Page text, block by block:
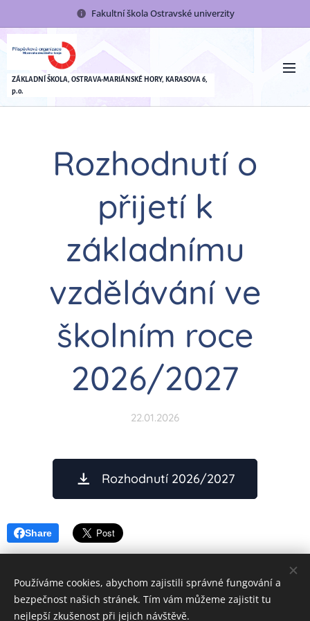
Fakultní škola Ostravské univerzity
ZÁKLADNÍ ŠKOLA, OSTRAVA-MARIÁNSKÉ HORY, KARASOVA 6,
p.o.
Rozhodnutí o
přijetí k
základnímu
vzdělávání ve
školním roce
2026/2027
22.01.2026
Rozhodnutí 2026/2027
Share
©2026 Základní škola Ostrava Mariánské Hory, Karasova 6,
Používáme cookies, abychom zajistili správné fungování a
bezpečnost našich stránek. Tím vám můžeme zajistit tu
nejlepší zkušenost při jejich návštěvě.